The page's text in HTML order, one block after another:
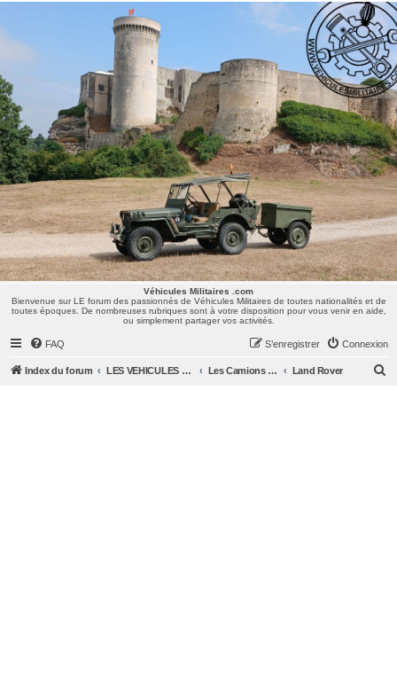
Véhicules Militaires .com
Bienvenue sur LE forum des passionnés de Véhicules Militaires de toutes nationalités et de
toutes époques. De nombreuses rubriques sont à votre disposition pour vous venir en aide,
ou simplement partager vos activités.
Véhicules Militaires .com
Bienvenue sur LE forum des passionnés de Véhicules Militaires de toutes nationalités et de
toutes époques. De nombreuses rubriques sont à votre disposition pour vous venir en aide,
ou simplement partager vos activités.
FAQ Connexion
S’enregistrer
Index du forum LES VEHICULES MILITAIRES Les Camions et autres VLTT : Renault, Simca, Marmon, Saviem, Berliet, Sovamag, Land Rover, ... Land Rover